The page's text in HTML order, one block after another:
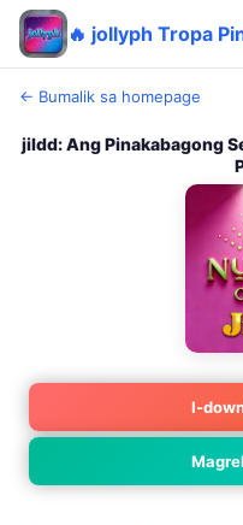
← Bumalik sa homepage
jildd: Ang Pinakabagong
I-